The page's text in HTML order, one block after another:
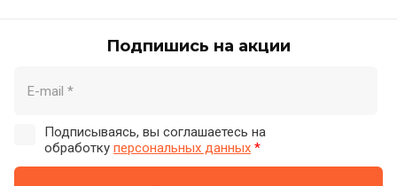
Подпишись на акции
Подписываясь, вы соглашаетесь на
обработку персональных данных *